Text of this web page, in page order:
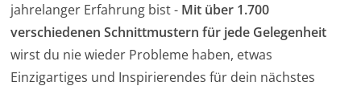
jahrelanger Erfahrung bist - Mit über 1.700
verschiedenen Schnittmustern für jede Gelegenheit
wirst du nie wieder Probleme haben, etwas
Einzigartiges und Inspirierendes für dein nächstes